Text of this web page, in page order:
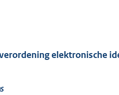
elektronische